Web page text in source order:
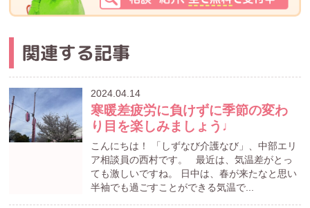
関連する記事
2024.04.14
寒暖差疲労に負けずに季節の変わ
り目を楽しみましょう♩
こんにちは！ 「しずなび介護なび」、中部エリ
ア相談員の西村です。 最近は、気温差がとっ
ても激しいですね。 日中は、春が来たなと思い
半袖でも過ごすことができる気温で...